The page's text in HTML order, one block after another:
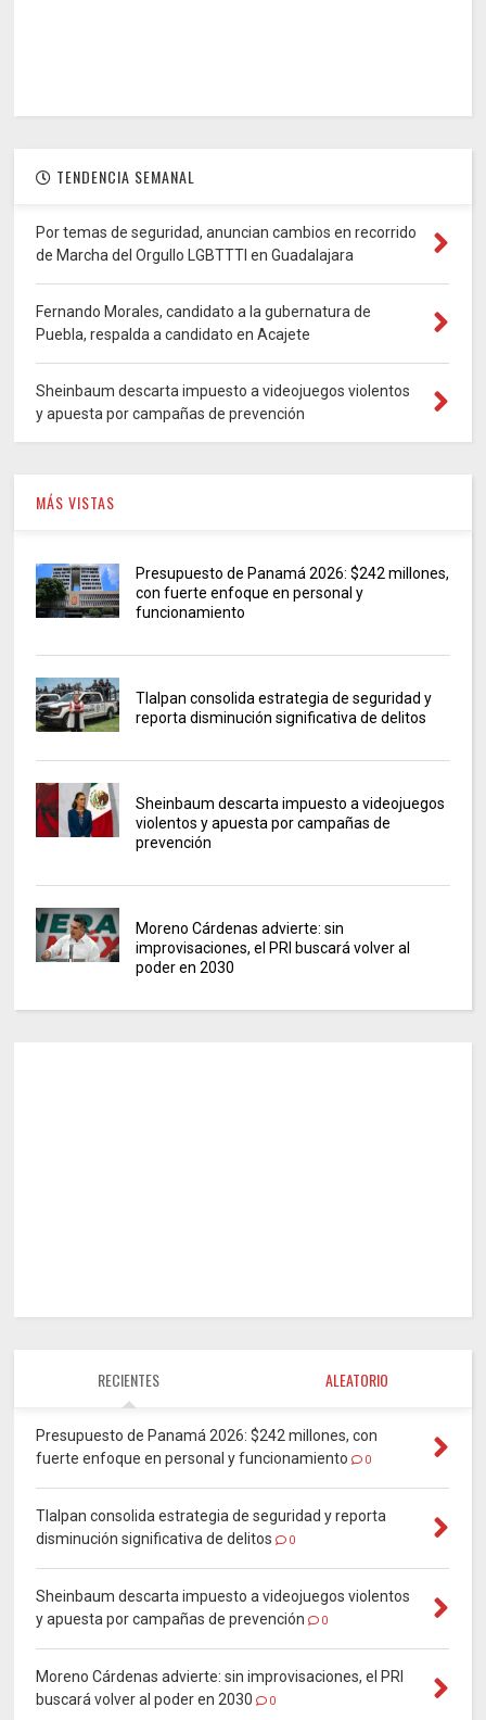
TENDENCIA SEMANAL
Por temas de seguridad, anuncian cambios en recorrido
de Marcha del Orgullo LGBTTTI en Guadalajara
Fernando Morales, candidato a la gubernatura de
Puebla, respalda a candidato en Acajete
Sheinbaum descarta impuesto a videojuegos violentos
y apuesta por campañas de prevención
MÁS VISTAS
Presupuesto de Panamá 2026: $242 millones,
con fuerte enfoque en personal y
funcionamiento
Tlalpan consolida estrategia de seguridad y
reporta disminución significativa de delitos
Sheinbaum descarta impuesto a videojuegos
violentos y apuesta por campañas de
prevención
Moreno Cárdenas advierte: sin
improvisaciones, el PRI buscará volver al
poder en 2030
RECIENTES ALEATORIO
Presupuesto de Panamá 2026: $242 millones, con
fuerte enfoque en personal y funcionamiento
0
Tlalpan consolida estrategia de seguridad y reporta
disminución significativa de delitos
0
Sheinbaum descarta impuesto a videojuegos violentos
y apuesta por campañas de prevención
0
Moreno Cárdenas advierte: sin improvisaciones, el PRI
buscará volver al poder en 2030
0